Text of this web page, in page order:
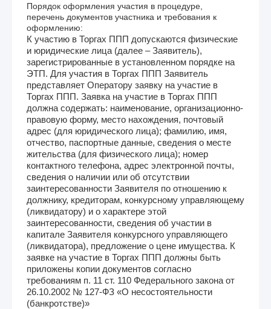
Порядок оформления участия в процедуре,
перечень документов участника и требования к
оформлению:
К участию в Торгах ППП допускаются физические
и юридические лица (далее – Заявитель),
зарегистрированные в установленном порядке на
ЭТП. Для участия в Торгах ППП Заявитель
представляет Оператору заявку на участие в
Торгах ППП. Заявка на участие в Торгах ППП
должна содержать: наименование, организационно-
правовую форму, место нахождения, почтовый
адрес (для юридического лица); фамилию, имя,
отчество, паспортные данные, сведения о месте
жительства (для физического лица); номер
контактного телефона, адрес электронной почты,
сведения о наличии или об отсутствии
заинтересованности Заявителя по отношению к
должнику, кредиторам, конкурсному управляющему
(ликвидатору) и о характере этой
заинтересованности, сведения об участии в
капитале Заявителя конкурсного управляющего
(ликвидатора), предложение о цене имущества. К
заявке на участие в Торгах ППП должны быть
приложены копии документов согласно
требованиям п. 11 ст. 110 Федерального закона от
26.10.2002 № 127-ФЗ «О несостоятельности
(банкротстве)»